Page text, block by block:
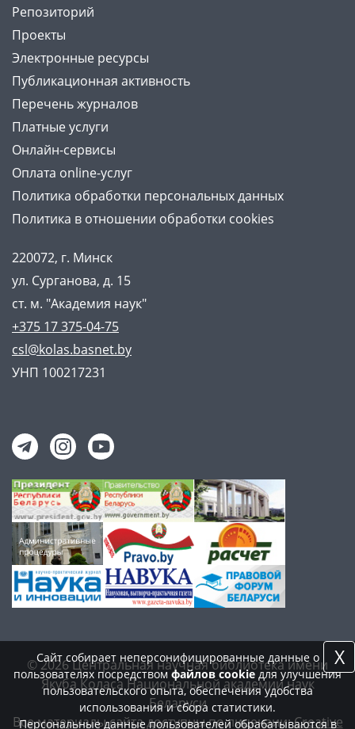
Репозиторий
Проекты
Электронные ресурсы
Публикационная активность
Перечень журналов
Платные услуги
Онлайн-сервисы
Оплата online-услуг
Политика обработки персональных данных
Политика в отношении обработки cookies
220072, г. Минск
ул. Сурганова, д. 15
ст. м. "Академия наук"
+375 17 375-04-75
csl@kolas.basnet.by
УНП 100217231
© 2026 Центральная научная библиотека имени
Якуба Коласа Национальной академии наук
Беларуси
Все материалы сайта доступны по лицензии:Creative
Сайт собирает неперсонифицированные данные о
пользователях посредствомфайлов cookieдля улучшения
пользовательского опыта, обеспечения удобства
использования и сбора статистики.
Персональные данные пользователей обрабатываются в
X